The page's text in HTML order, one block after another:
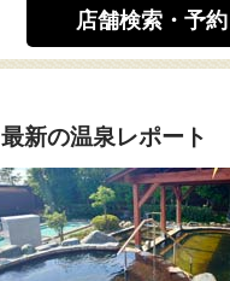
店舗検索・予約
最新の温泉レポート